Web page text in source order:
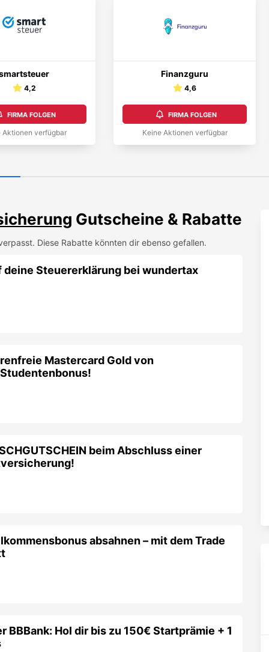
4,2
FIRMA FOLGEN
Aktionen verfügbar
Finanzguru
4,6
FIRMA FOLGEN
Keine Aktionen verfügbar
Gutscheine & Rabatte
Diese Rabatte könnten dir ebenso gefallen.
Steuererklärung bei wundertax
Mastercard Gold von
beim Abschluss einer
absahnen – mit dem Trade
BBBank: Hol dir bis zu 150€ Startprämie + 1